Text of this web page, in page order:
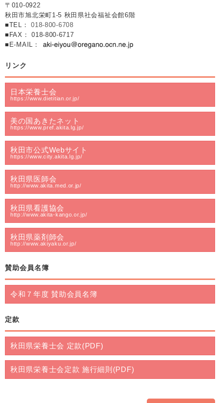
〒010-0922
秋田市旭北栄町1-5 秋田県社会福祉会館6階
■TEL：018-800-6708
■FAX： 018-800-6717
■E-MAIL：
リンク
日本栄養士会
https://www.dietitian.or.jp/
美の国あきたネット
https://www.pref.akita.lg.jp/
秋田市公式Webサイト
https://www.city.akita.lg.jp/
秋田県医師会
http://www.akita.med.or.jp/
秋田県看護協会
http://www.akita-kango.or.jp/
秋田県薬剤師会
http://www.akiyaku.or.jp/
賛助会員名簿
令和７年度 賛助会員名簿
定款
秋田県栄養士会 定款(PDF)
秋田県栄養士会定款 施行細則(PDF)